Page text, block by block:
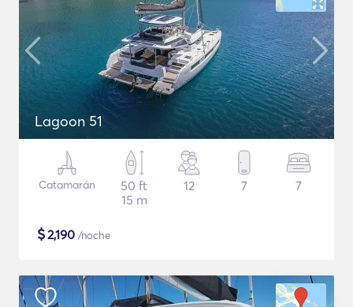
Lagoon 51
Catamarán
50 ft
15 m
12 7 7
$2,190 /noche